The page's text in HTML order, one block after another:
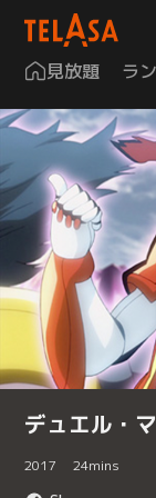
見放題 ラ
デュエル・
2017 24mins